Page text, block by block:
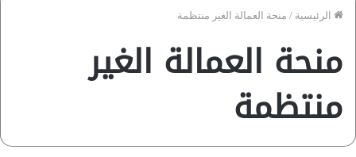
الرئيسية / منحة العمالة الغير منتظمة
منحة العمالة الغير
منتظمة